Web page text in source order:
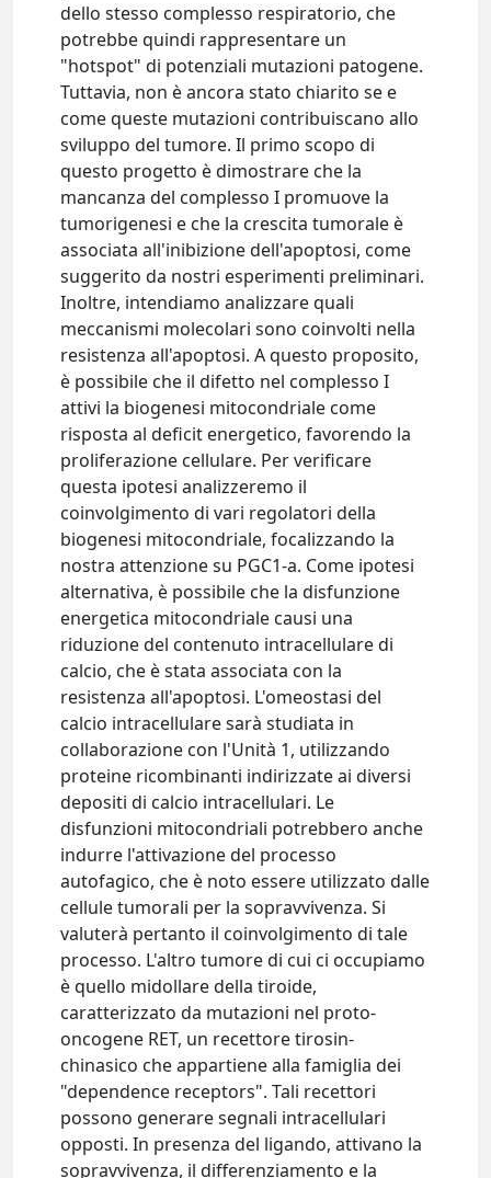
dello stesso complesso respiratorio, che
potrebbe quindi rappresentare un
"hotspot" di potenziali mutazioni patogene.
Tuttavia, non è ancora stato chiarito se e
come queste mutazioni contribuiscano allo
sviluppo del tumore. Il primo scopo di
questo progetto è dimostrare che la
mancanza del complesso I promuove la
tumorigenesi e che la crescita tumorale è
associata all'inibizione dell'apoptosi, come
suggerito da nostri esperimenti preliminari.
Inoltre, intendiamo analizzare quali
meccanismi molecolari sono coinvolti nella
resistenza all'apoptosi. A questo proposito,
è possibile che il difetto nel complesso I
attivi la biogenesi mitocondriale come
risposta al deficit energetico, favorendo la
proliferazione cellulare. Per verificare
questa ipotesi analizzeremo il
coinvolgimento di vari regolatori della
biogenesi mitocondriale, focalizzando la
nostra attenzione su PGC1-a. Come ipotesi
alternativa, è possibile che la disfunzione
energetica mitocondriale causi una
riduzione del contenuto intracellulare di
calcio, che è stata associata con la
resistenza all'apoptosi. L'omeostasi del
calcio intracellulare sarà studiata in
collaborazione con l'Unità 1, utilizzando
proteine ricombinanti indirizzate ai diversi
depositi di calcio intracellulari. Le
disfunzioni mitocondriali potrebbero anche
indurre l'attivazione del processo
autofagico, che è noto essere utilizzato dalle
cellule tumorali per la sopravvivenza. Si
valuterà pertanto il coinvolgimento di tale
processo. L'altro tumore di cui ci occupiamo
è quello midollare della tiroide,
caratterizzato da mutazioni nel proto-
oncogene RET, un recettore tirosin-
chinasico che appartiene alla famiglia dei
"dependence receptors". Tali recettori
possono generare segnali intracellulari
opposti. In presenza del ligando, attivano la
sopravvivenza, il differenziamento e la